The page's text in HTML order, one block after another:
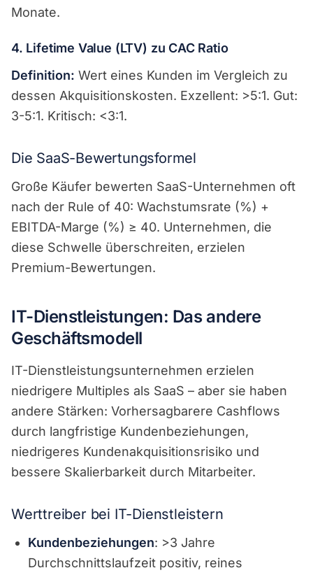
Monate.
4. Lifetime Value (LTV) zu CAC Ratio
Definition: Wert eines Kunden im Vergleich zu
dessen Akquisitionskosten. Exzellent: >5:1. Gut:
3-5:1. Kritisch: <3:1.
Die SaaS-Bewertungsformel
Große Käufer bewerten SaaS-Unternehmen oft
nach der Rule of 40: Wachstumsrate (%) +
EBITDA-Marge (%) ≥ 40. Unternehmen, die
diese Schwelle überschreiten, erzielen
Premium-Bewertungen.
IT-Dienstleistungen: Das andere
Geschäftsmodell
IT-Dienstleistungsunternehmen erzielen
niedrigere Multiples als SaaS – aber sie haben
andere Stärken: Vorhersagbarere Cashflows
durch langfristige Kundenbeziehungen,
niedrigeres Kundenakquisitionsrisiko und
bessere Skalierbarkeit durch Mitarbeiter.
Werttreiber bei IT-Dienstleistern
Kundenbeziehungen: >3 Jahre
Durchschnittslaufzeit positiv, reines